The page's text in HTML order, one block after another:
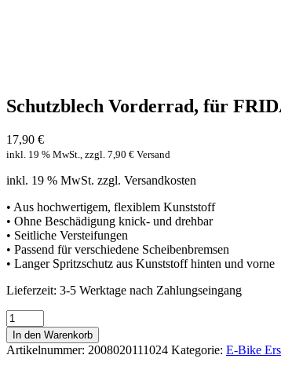
Schutzblech Vorderrad, für
17,90 €
inkl. 19 % MwSt., zzgl. 7,90 € Versand
inkl. 19 % MwSt. zzgl. Versandkosten
• Aus hochwertigem, flexiblem Kunststoff
• Ohne Beschädigung knick- und drehbar
• Seitliche Versteifungen
• Passend für verschiedene Scheibenbremsen
• Langer Spritzschutz aus Kunststoff hinten und vorne
Lieferzeit: 3-5 Werktage nach Zahlungseingang
Schutzblech
Vorderrad,
für
FRIDA
In den Warenkorb
Artikelnummer: 2008020111024 Kategorie: E-Bike